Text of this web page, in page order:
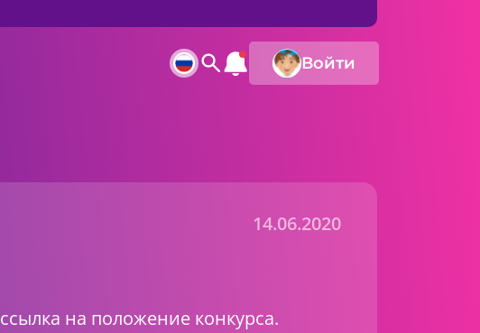
Войти
14.06.2020
ссылка на положение конкурса.